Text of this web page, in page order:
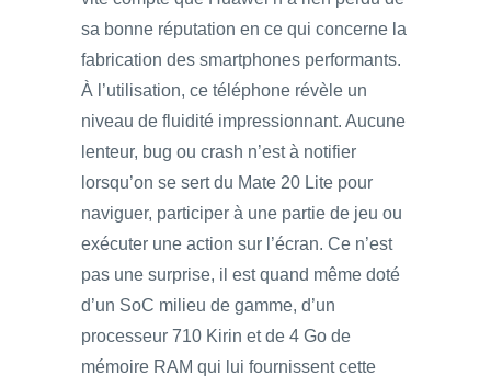
sa bonne réputation en ce qui concerne la
fabrication des smartphones performants.
À l’utilisation, ce téléphone révèle un
niveau de fluidité impressionnant. Aucune
lenteur, bug ou crash n’est à notifier
lorsqu’on se sert du Mate 20 Lite pour
naviguer, participer à une partie de jeu ou
exécuter une action sur l’écran. Ce n’est
pas une surprise, il est quand même doté
d’un SoC milieu de gamme, d’un
processeur 710 Kirin et de 4 Go de
mémoire RAM qui lui fournissent cette